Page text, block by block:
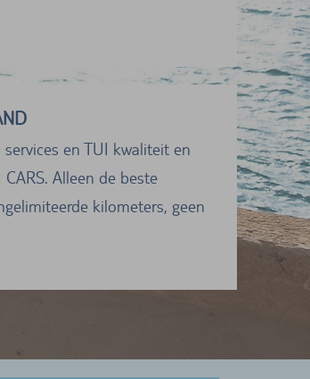
en TUI kwaliteit en
Alleen de beste
kilometers, geen